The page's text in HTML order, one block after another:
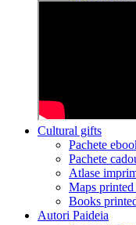
Cultural gifts
Pachete
Pachete
Atlase
Maps printed
Books
Autori Paideia